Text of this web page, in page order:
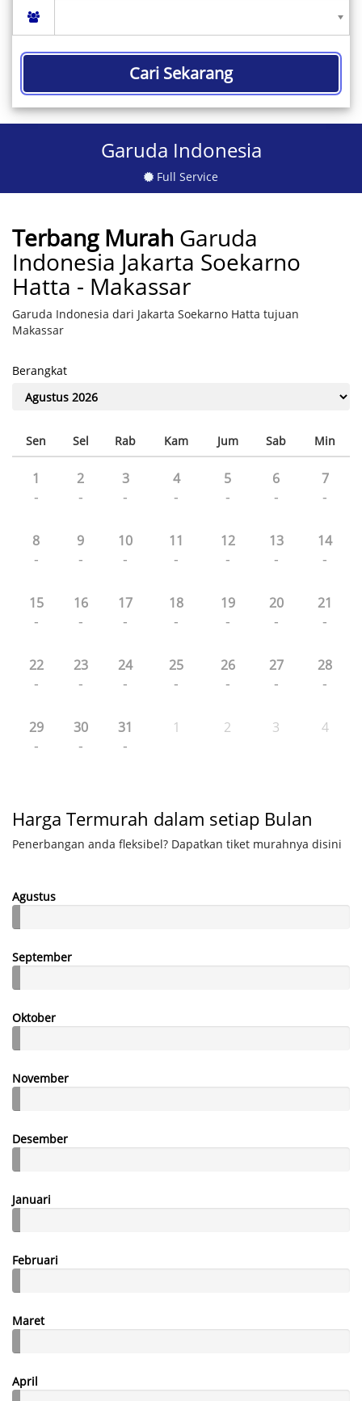
Cari Sekarang
Garuda Indonesia
Full Service
Terbang Murah Garuda
Indonesia Jakarta Soekarno
Hatta - Makassar
Garuda Indonesia dari Jakarta Soekarno Hatta tujuan
Makassar
Berangkat
Sen Sel Rab Kam Jum Sab Min
1
-
2
-
3
-
4
-
5
-
6
-
7
-
8
-
9
-
10
-
11
-
12
-
13
-
14
-
15
-
16
-
17
-
18
-
19
-
20
-
21
-
22
-
23
-
24
-
25
-
26
-
27
-
28
-
29
-
30
-
31
-
1 2 3 4
Harga Termurah dalam setiap Bulan
Penerbangan anda fleksibel? Dapatkan tiket murahnya disini
Agustus
September
Oktober
November
Desember
Januari
Februari
Maret
April